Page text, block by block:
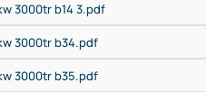
3000tr b14 3.pdf
3000tr b34.pdf
3000tr b35.pdf